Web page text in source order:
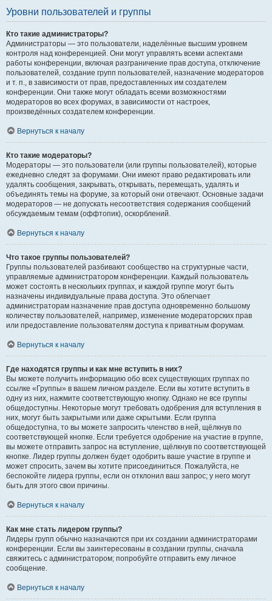
Уровни пользователей и группы
Кто такие администраторы?
Администраторы — это пользователи, наделённые высшим уровнем
контроля над конференцией. Они могут управлять всеми аспектами
работы конференции, включая разграничение прав доступа, отключение
пользователей, создание групп пользователей, назначение модераторов
и т. п., в зависимости от прав, предоставленных им создателем
конференции. Они также могут обладать всеми возможностями
модераторов во всех форумах, в зависимости от настроек,
произведённых создателем конференции.
Вернуться к началу
Кто такие модераторы?
Модераторы — это пользователи (или группы пользователей), которые
ежедневно следят за форумами. Они имеют право редактировать или
удалять сообщения, закрывать, открывать, перемещать, удалять и
объединять темы на форуме, за который они отвечают. Основные задачи
модераторов — не допускать несоответствия содержания сообщений
обсуждаемым темам (оффтопик), оскорблений.
Вернуться к началу
Что такое группы пользователей?
Группы пользователей разбивают сообщество на структурные части,
управляемые администратором конференции. Каждый пользователь
может состоять в нескольких группах, и каждой группе могут быть
назначены индивидуальные права доступа. Это облегчает
администраторам назначение прав доступа одновременно большому
количеству пользователей, например, изменение модераторских прав
или предоставление пользователям доступа к приватным форумам.
Вернуться к началу
Где находятся группы и как мне вступить в них?
Вы можете получить информацию обо всех существующих группах по
ссылке «Группы» в вашем личном разделе. Если вы хотите вступить в
одну из них, нажмите соответствующую кнопку. Однако не все группы
общедоступны. Некоторые могут требовать одобрения для вступления в
них, могут быть закрытыми или даже скрытыми. Если группа
общедоступна, то вы можете запросить членство в ней, щёлкнув по
соответствующей кнопке. Если требуется одобрение на участие в группе,
вы можете отправить запрос на вступление, щёлкнув по соответствующей
кнопке. Лидер группы должен будет одобрить ваше участие в группе и
может спросить, зачем вы хотите присоединиться. Пожалуйста, не
беспокойте лидера группы, если он отклонил ваш запрос; у него могут
быть для этого свои причины.
Вернуться к началу
Как мне стать лидером группы?
Лидеры групп обычно назначаются при их создании администраторами
конференции. Если вы заинтересованы в создании группы, сначала
свяжитесь с администратором; попробуйте отправить ему личное
сообщение.
Вернуться к началу